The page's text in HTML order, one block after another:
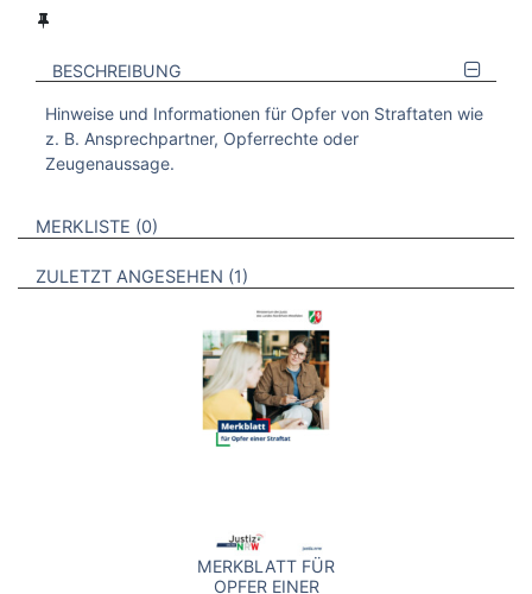
BESCHREIBUNG
Hinweise und Informationen für Opfer von Straftaten wie
z. B. Ansprechpartner, Opferrechte oder
Zeugenaussage.
VERWEISE AUF VERMERKTE- ODER ZULETZT ANGESEHENE
MERKLISTE 0 BROSCHÜREN
ZULETZT ANGESEHEN 1 BROSCHÜREN
MERKBLATT FÜR
OPFER EINER